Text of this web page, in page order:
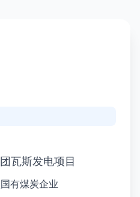
瓦斯发电项目
有煤炭企业